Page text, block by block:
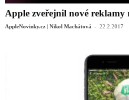
Apple zveřejnil nové reklamy
AppleNovinky.cz | Nikol Machátová - 22.2.2017